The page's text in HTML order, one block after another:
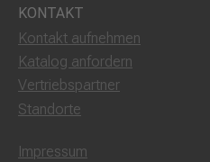
KONTAKT
Kontakt aufnehmen
Katalog anfordern
Vertriebspartner
Standorte
Impressum